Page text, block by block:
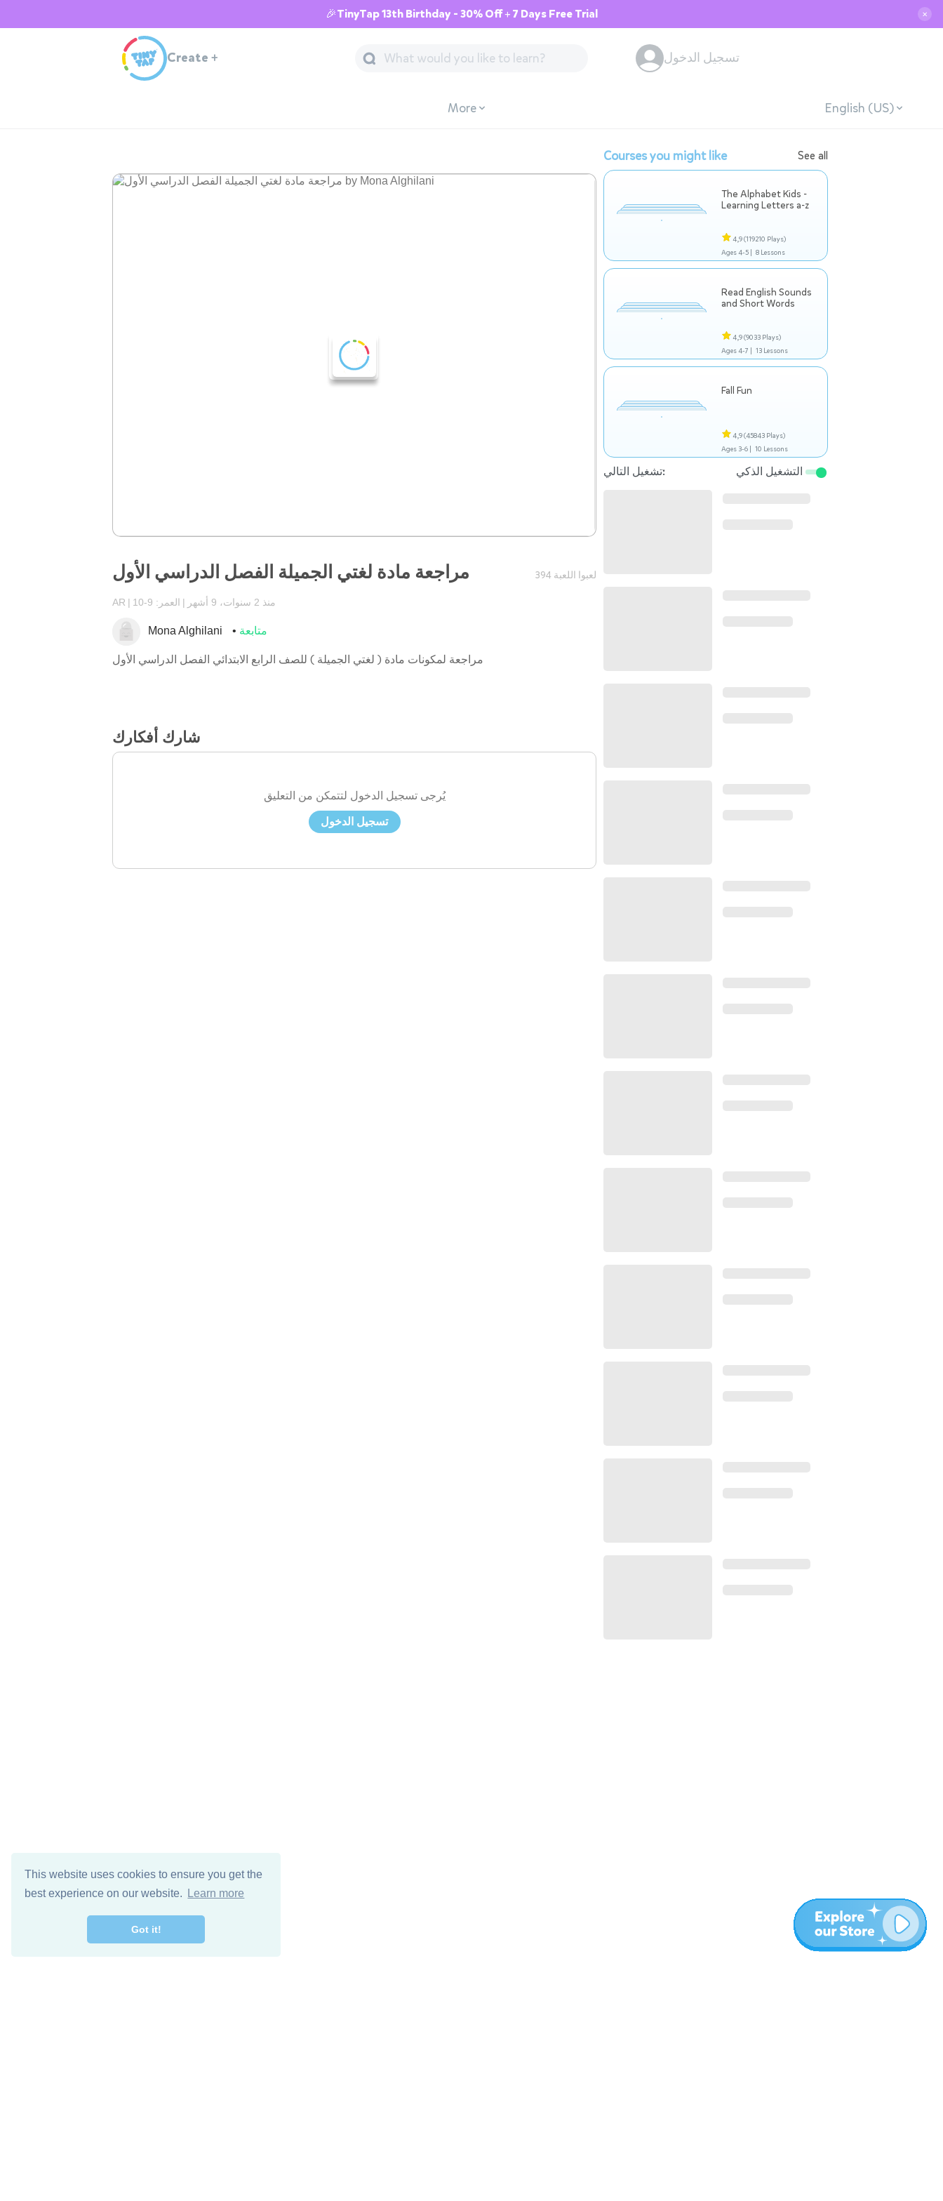
This website uses cookies to ensure you get the
best experience on our website.
Learn more
Got it!
🎉TinyTap 13th Birthday - 30% Off + 7 Days Free Trial ✕
Create + تسجيل الدخول
More English (US)
مراجعة مادة لغتي الجميلة الفصل الدراسي الأول 394 لعبوا اللعبة
AR العمر: 9-10 منذ 2 سنوات، 9 أشهر
Mona Alghilani متابعة
مراجعة لمكونات مادة ( لغتي الجميلة ) للصف الرابع الابتدائي الفصل الدراسي الأول
شارك أفكارك
يُرجى تسجيل الدخول لتتمكن من التعليق
تسجيل الدخول
Courses you might like See all
The Alphabet Kids -
Learning Letters a-z
4,9(119210 Plays)
Ages 4-5 | 8 Lessons
Read English Sounds
and Short Words
4,9(9033 Plays)
Ages 4-7 | 13 Lessons
Fall Fun
4,9(45843 Plays)
Ages 3-6 | 10 Lessons
تشغيل التالي: